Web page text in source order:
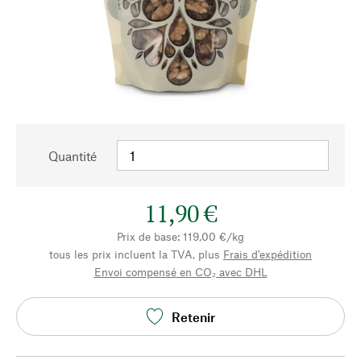
Quantité
11,90 €
Prix de base: 119,00 €/kg
tous les prix incluent la TVA, plus Frais d'expédition
Envoi compensé en CO₂ avec DHL
Retenir